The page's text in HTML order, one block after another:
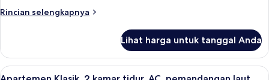
pemandangan
adults)
Rincian selengkapnya
Rincian
Apartemen
Klasik,
2
Lihat harga untuk tanggal Anda
Lihat
Brankas, Wi-Fi gratis, dan seprai linen
22